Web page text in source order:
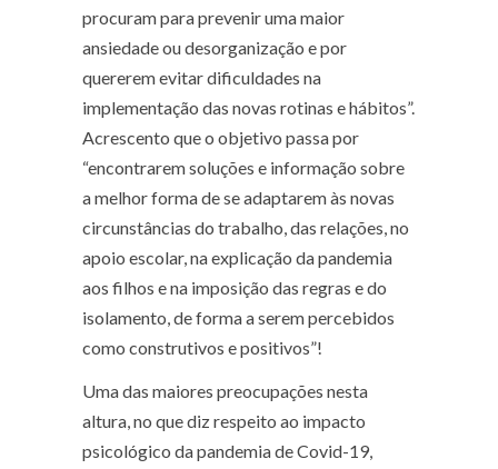
procuram para prevenir uma maior
ansiedade ou desorganização e por
quererem evitar dificuldades na
implementação das novas rotinas e hábitos”.
Acrescento que o objetivo passa por
“encontrarem soluções e informação sobre
a melhor forma de se adaptarem às novas
circunstâncias do trabalho, das relações, no
apoio escolar, na explicação da pandemia
aos filhos e na imposição das regras e do
isolamento, de forma a serem percebidos
como construtivos e positivos”!
Uma das maiores preocupações nesta
altura, no que diz respeito ao impacto
psicológico da pandemia de Covid-19,